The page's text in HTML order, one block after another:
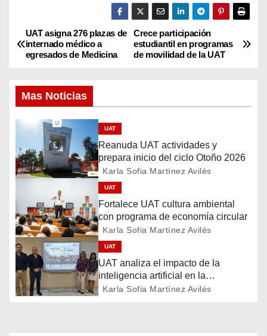
N
v
e
a
i
ó
n
d
Crece participación
estudiantil en programas
de movilidad de la UAT
UAT asigna 276 plazas de
internado médico a
egresados de Medicina
Mas Noticias
UAT
Reanuda UAT actividades y
prepara inicio del ciclo Otoño 2026
Karla Sofia Martínez Avilés
UAT
Fortalece UAT cultura ambiental
con programa de economía circular
Karla Sofia Martínez Avilés
UAT
UAT analiza el impacto de la
inteligencia artificial en la
educación
Karla Sofia Martínez Avilés